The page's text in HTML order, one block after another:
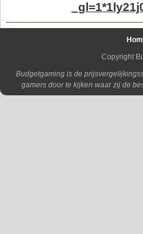
Copyright
Budgetgaming is de
gamers door te kijken waar zij de